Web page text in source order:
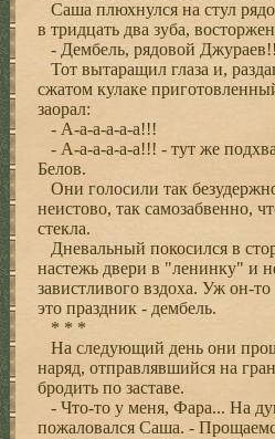
Саша плюхнулся на стул
в тридцать два зуба,
- Дембель, рядовой
Тот вытаращил глаза и,
сжатом кулаке
заорал:
- А-а-а-а-а-а!!!
- А-а-а-а-а-а!!! - тут же
Белов.
Они голосили так
неистово, так самозабвенно,
стекла.
Дневальный покосился в
настежь двери в "ленинку" и
завистливого вздоха. Уж он-
это праздник - дембель.
* * *
На следующий день они
наряд, отправлявшийся на
бродить по заставе.
- Что-то у меня, Фара... На
пожаловался Саша. -